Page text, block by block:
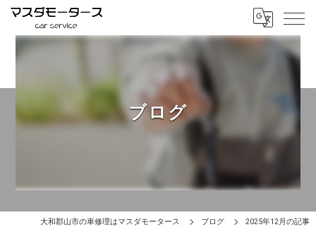
ブログ
大和郡山市の車修理はマスダモータース ブログ 2025年12月の記事